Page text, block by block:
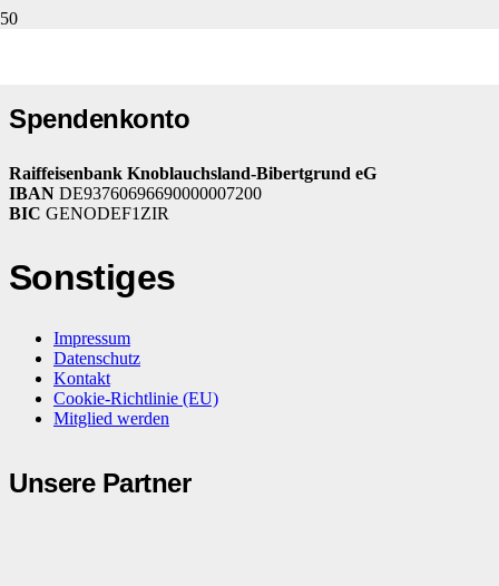
Spendenkonto
Raiffeisenbank Knoblauchsland-Bibertgrund eG
IBAN DE93760696690000007200
BIC GENODEF1ZIR
Sonstiges
Impressum
Datenschutz
Kontakt
Cookie-Richtlinie (EU)
Mitglied werden
Unsere Partner